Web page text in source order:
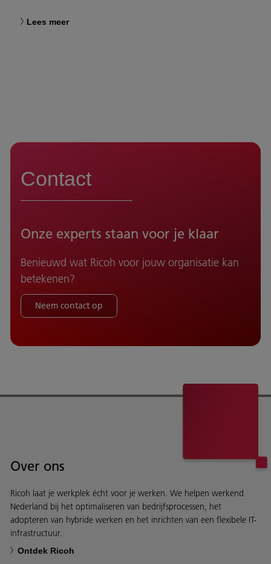
Lees meer
Contact
Onze experts staan voor je klaar
Benieuwd wat Ricoh voor jouw organisatie kan
betekenen?
Neem contact op
Over ons
Ricoh laat je werkplek écht voor je werken. We helpen werkend
Nederland bij het optimaliseren van bedrijfsprocessen, het
adopteren van hybride werken en het inrichten van een flexibele IT-
infrastructuur.
Ontdek Ricoh